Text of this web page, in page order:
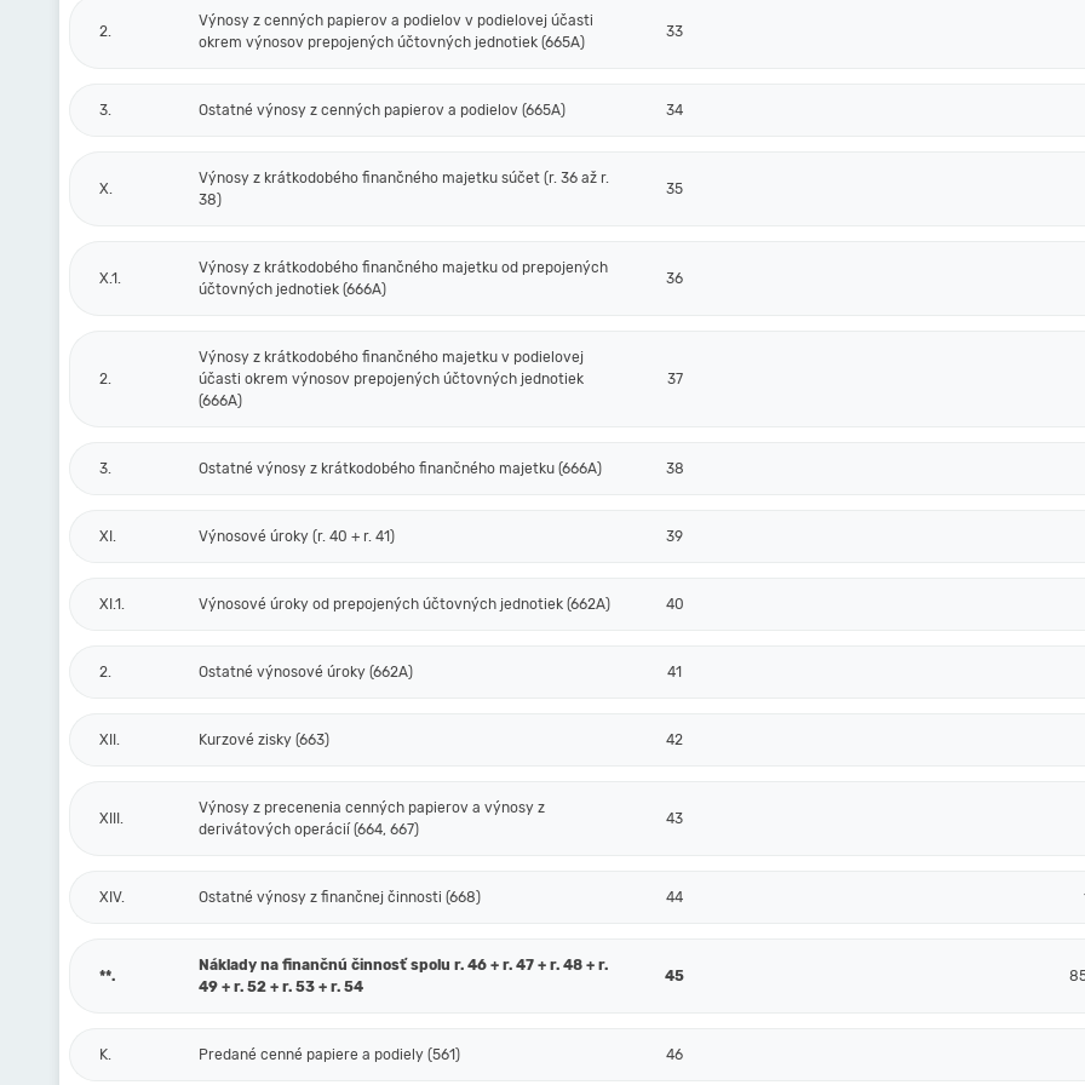
2.
Výnosy z cenných papierov a podielov v podielovej účasti
okrem výnosov prepojených účtovných jednotiek (665A)
33
3. Ostatné výnosy z cenných papierov a podielov (665A) 34
X.
Výnosy z krátkodobého finančného majetku súčet (r. 36 až r.
38)
35
X.1.
Výnosy z krátkodobého finančného majetku od prepojených
účtovných jednotiek (666A)
36
2.
Výnosy z krátkodobého finančného majetku v podielovej
účasti okrem výnosov prepojených účtovných jednotiek
(666A)
37
3. Ostatné výnosy z krátkodobého finančného majetku (666A) 38
XI. Výnosové úroky (r. 40 + r. 41) 39
XI.1. Výnosové úroky od prepojených účtovných jednotiek (662A) 40
2. Ostatné výnosové úroky (662A) 41
XII. Kurzové zisky (663) 42
XIII.
Výnosy z precenenia cenných papierov a výnosy z
derivátových operácií (664, 667)
43
XIV. Ostatné výnosy z finančnej činnosti (668) 44
**.
Náklady na finančnú činnosť spolu r. 46 + r. 47 + r. 48 + r.
49 + r. 52 + r. 53 + r. 54
45
K. Predané cenné papiere a podiely (561) 46